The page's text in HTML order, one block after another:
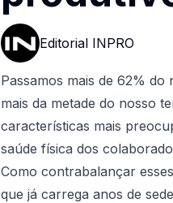
Editorial INPRO
Passamos mais de 62%
mais da metade do nosso
características mais
saúde física dos
Como contrabalançar
que já carrega anos de